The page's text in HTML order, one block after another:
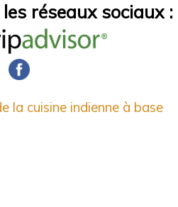
réseaux sociaux :
la cuisine indienne à base